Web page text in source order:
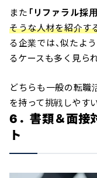
また 「リファラル採用
そうな人材を紹介す
る企業では、似たよ
るケースも多く見ら
どちらも一般の転職
を持って挑戦しやす
6．書類＆面接
ト